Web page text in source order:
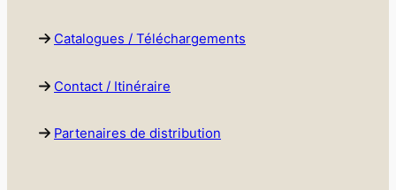
Catalogues / Téléchargements
Contact / Itinéraire
Partenaires de distribution